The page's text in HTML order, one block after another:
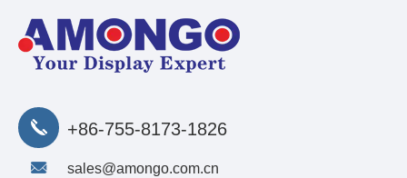
+86-755-8173-1826
sales@amongo.com.cn